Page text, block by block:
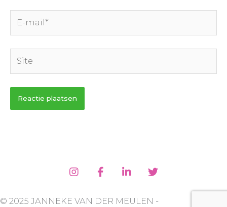
mail*
© 2025 JANNEKE VAN DER MEULEN -